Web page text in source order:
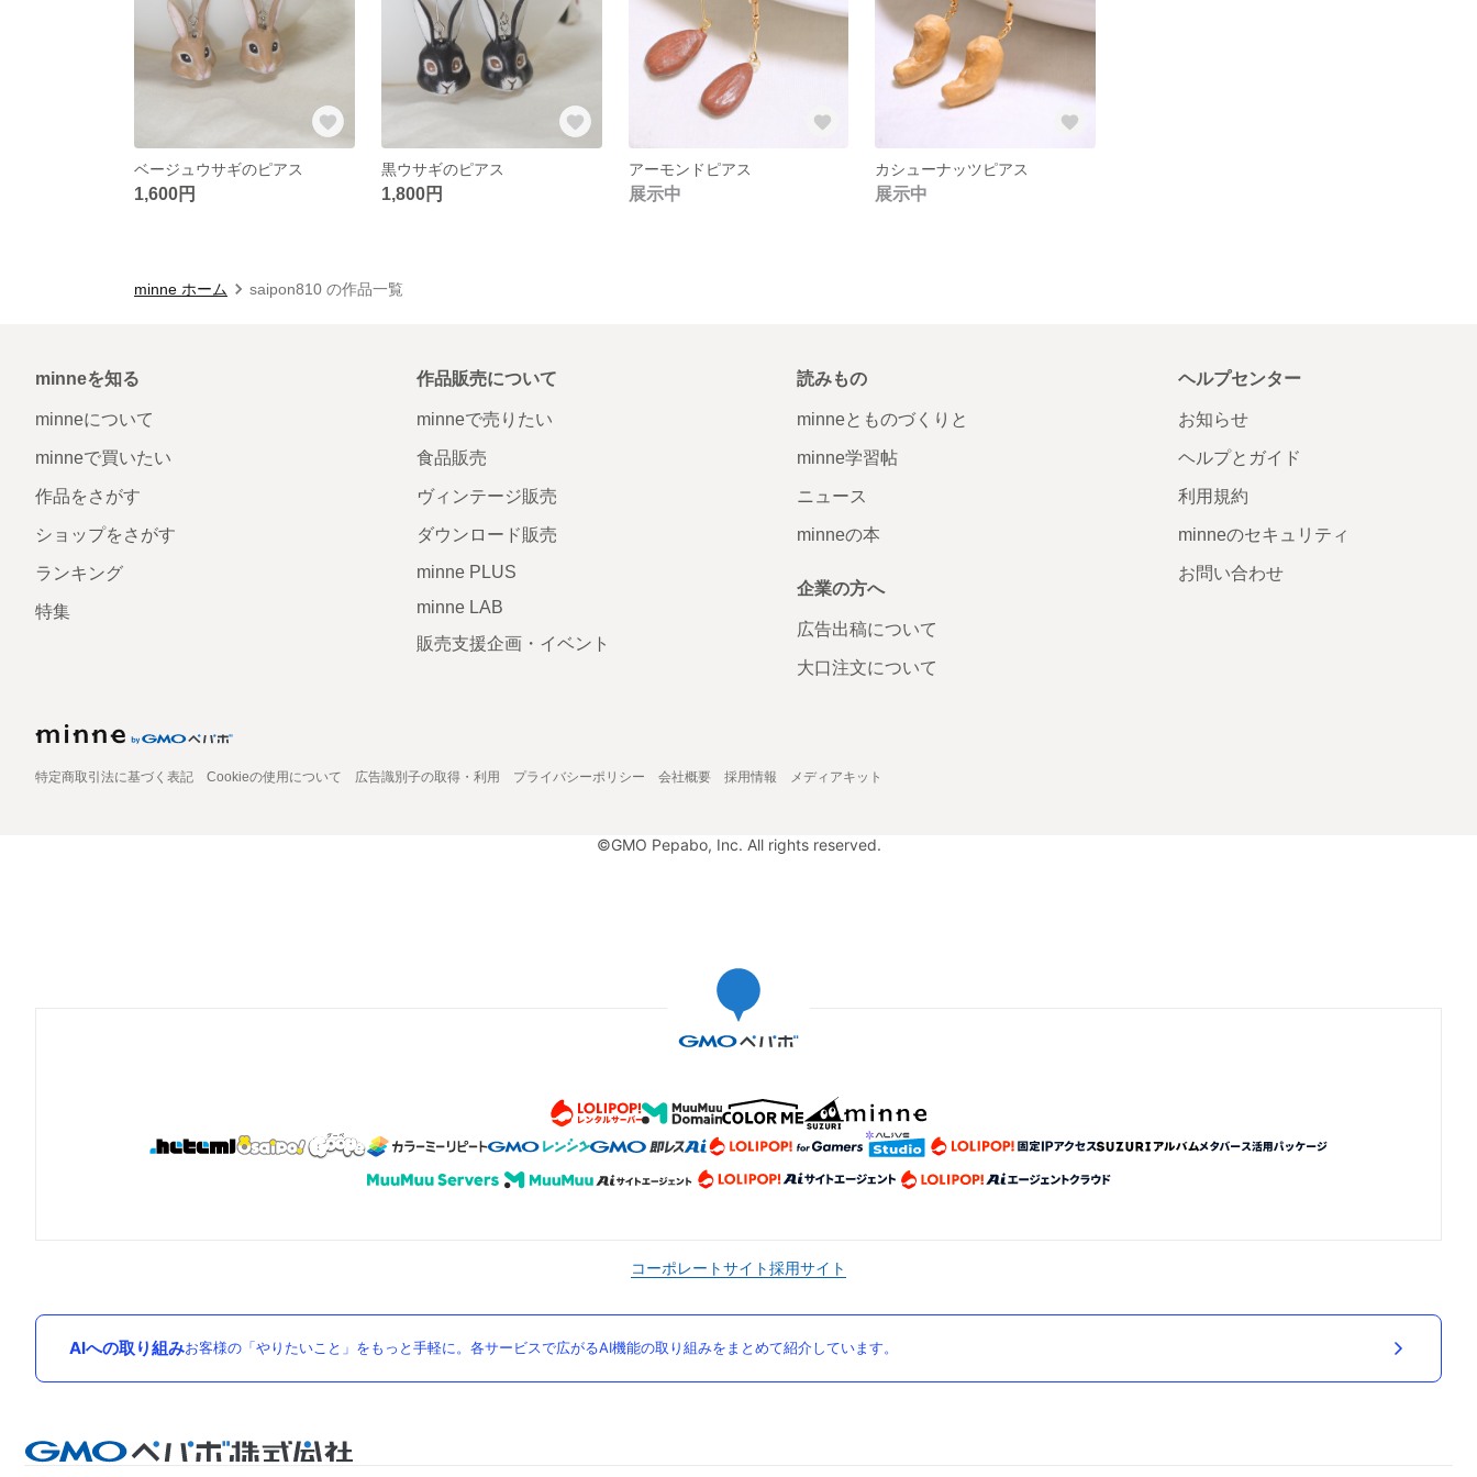
ベージュウサギのピアス
1,600円
黒ウサギのピアス
1,800円
アーモンドピアス
展示中
カシューナッツピアス
展示中
minne ホーム saipon810 の作品一覧
minneを知る
minneについて
minneで買いたい
作品をさがす
ショップをさがす
ランキング
特集
作品販売について
minneで売りたい
食品販売
ヴィンテージ販売
ダウンロード販売
minne PLUS
minne LAB
販売支援企画・イベント
読みもの
minneとものづくりと
minne学習帖
ニュース
minneの本
企業の方へ
広告出稿について
大口注文について
ヘルプセンター
お知らせ
ヘルプとガイド
利用規約
minneのセキュリティ
お問い合わせ
特定商取引法に基づく表記 Cookieの使用について 広告識別子の取得・利用 プライバシーポリシー 会社概要 採用情報 メディアキット
©GMO Pepabo, Inc. All rights reserved.
コーポレートサイト採用サイト
AIへの取り組みお客様の「やりたいこと」をもっと手軽に。各サービスで広がるAI機能の取り組みをまとめて紹介しています。